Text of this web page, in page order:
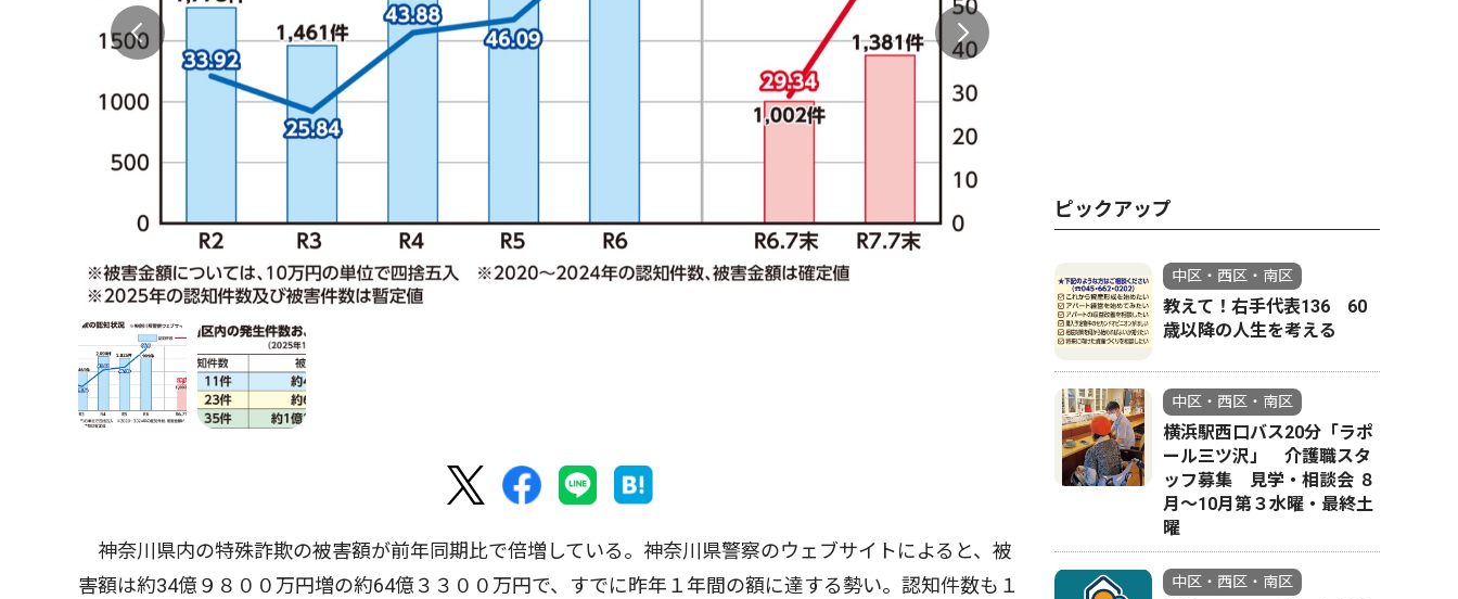
神奈川県内の特殊詐欺の被害額が前年同期比で倍増している。神奈川県警察のウェブサイトによると、被
害額は約34億９８００万円増の約64億３３００万円で、すでに昨年１年間の額に達する勢い。認知件数も１
ピックアップ
中区・西区・南区
教えて！右手代表136 60
歳以降の人生を考える
中区・西区・南区
横浜駅西口バス20分「ラポ
ール三ツ沢」 介護職スタ
ッフ募集 見学・相談会 ８
月〜10月第３水曜・最終土
曜
中区・西区・南区